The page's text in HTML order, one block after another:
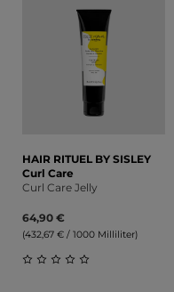
HAIR RITUEL BY SISLEY
Curl Care
Curl Care Jelly
64,90 €
(432,67 € / 1000 Milliliter)